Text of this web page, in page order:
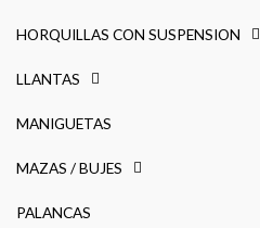
HORQUILLAS CON SUSPENSION
LLANTAS
MANIGUETAS
MAZAS / BUJES
PALANCAS